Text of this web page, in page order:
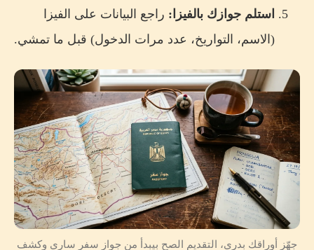
استلم جوازك بالفيزا: راجع البيانات على الفيزا
(الاسم، التواريخ، عدد مرات الدخول) قبل ما تمشي.
جهّز أوراقك بدري، التقديم الصح بيبدأ من جواز سفر ساري وكشف